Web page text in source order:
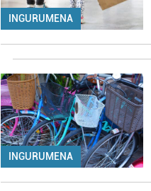
INGURUMENA
INGURUMENA